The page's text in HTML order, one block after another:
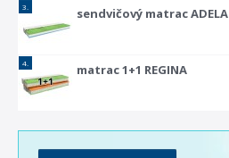
3.
sendvičový matrac ADELA
4.
matrac 1+1 REGINA